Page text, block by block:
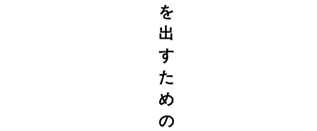
を
出
す
た
め
の